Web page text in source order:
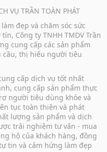
VỤ TRẦN TOÀN PHÁT
đẹp và chăm sóc sức
Công ty TNHH TMDV Trần
cung cấp các sản phẩm
cầu, thị hiếu người tiêu
cấp dịch vụ tốt nhất
cung cấp sản phẩm thực
người tiêu dùng khỏe và
tục toàn thiện và phát
lượng sản phẩm và dịch
trải nghiệm tư vấn - mua
hộ của khách hàng, đồng
tin và cảm hứng làm đẹp